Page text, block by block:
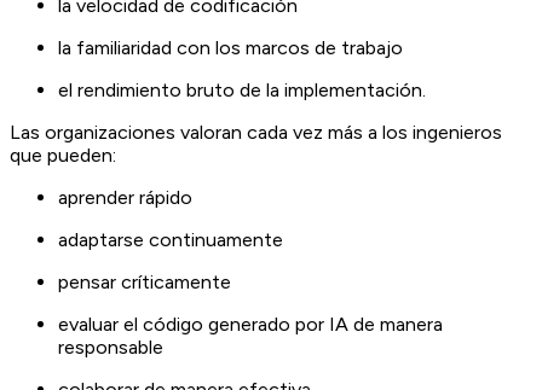
la velocidad de codificación
la familiaridad con los marcos de trabajo
el rendimiento bruto de la implementación.
Las organizaciones valoran cada vez más a los ingenieros
que pueden:
aprender rápido
adaptarse continuamente
pensar críticamente
evaluar el código generado por IA de manera
responsable